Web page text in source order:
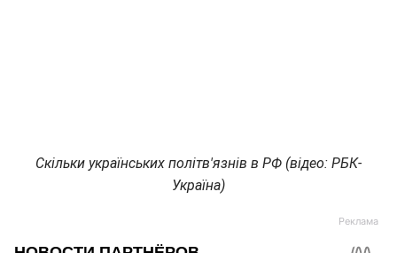
Скільки українських політв'язнів в РФ (відео: РБК-
Україна)